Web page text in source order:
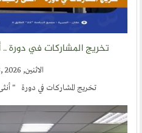
تخريج المشاركات في دورة
الاثنين, August 3, 2026
تخريج المشاركات في دورة "